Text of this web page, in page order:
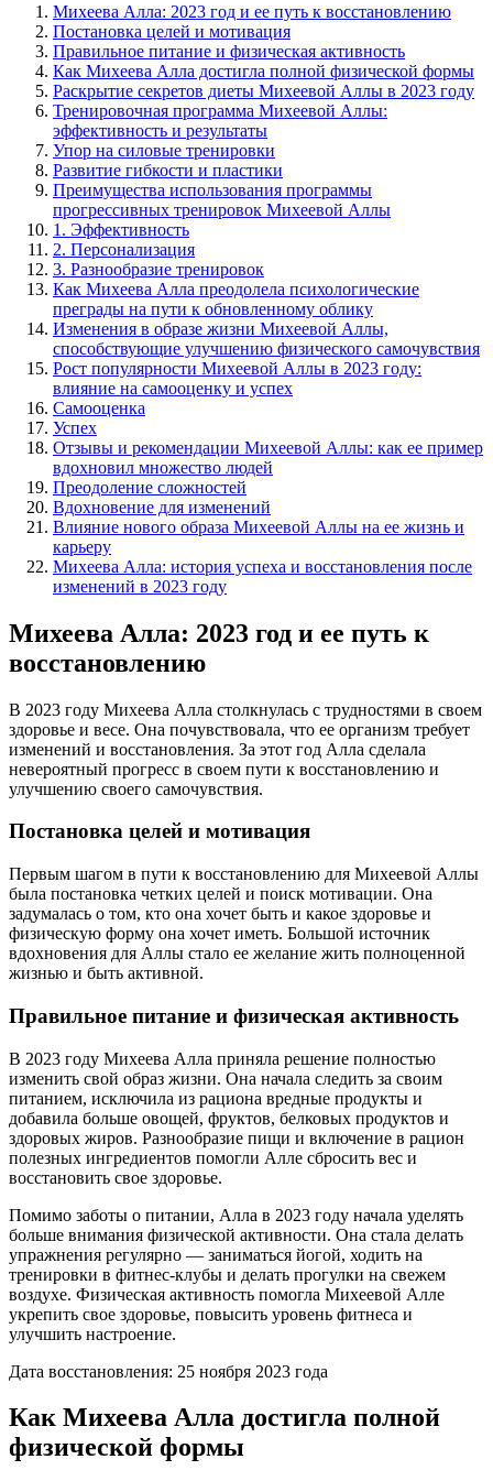
Михеева Алла: 2023 год и ее путь к восстановлению
Постановка целей и мотивация
Правильное питание и физическая активность
Как Михеева Алла достигла полной физической формы
Раскрытие секретов диеты Михеевой Аллы в 2023 году
Тренировочная программа Михеевой Аллы:
эффективность и результаты
Упор на силовые тренировки
Развитие гибкости и пластики
Преимущества использования программы
прогрессивных тренировок Михеевой Аллы
1. Эффективность
2. Персонализация
3. Разнообразие тренировок
Как Михеева Алла преодолела психологические
преграды на пути к обновленному облику
Изменения в образе жизни Михеевой Аллы,
способствующие улучшению физического самочувствия
Рост популярности Михеевой Аллы в 2023 году:
влияние на самооценку и успех
Самооценка
Успех
Отзывы и рекомендации Михеевой Аллы: как ее пример
вдохновил множество людей
Преодоление сложностей
Вдохновение для изменений
Влияние нового образа Михеевой Аллы на ее жизнь и
карьеру
Михеева Алла: история успеха и восстановления после
изменений в 2023 году
Михеева Алла: 2023 год и ее путь к
восстановлению
В 2023 году Михеева Алла столкнулась с трудностями в своем
здоровье и весе. Она почувствовала, что ее организм требует
изменений и восстановления. За этот год Алла сделала
невероятный прогресс в своем пути к восстановлению и
улучшению своего самочувствия.
Постановка целей и мотивация
Первым шагом в пути к восстановлению для Михеевой Аллы
была постановка четких целей и поиск мотивации. Она
задумалась о том, кто она хочет быть и какое здоровье и
физическую форму она хочет иметь. Большой источник
вдохновения для Аллы стало ее желание жить полноценной
жизнью и быть активной.
Правильное питание и физическая активность
В 2023 году Михеева Алла приняла решение полностью
изменить свой образ жизни. Она начала следить за своим
питанием, исключила из рациона вредные продукты и
добавила больше овощей, фруктов, белковых продуктов и
здоровых жиров. Разнообразие пищи и включение в рацион
полезных ингредиентов помогли Алле сбросить вес и
восстановить свое здоровье.
Помимо заботы о питании, Алла в 2023 году начала уделять
больше внимания физической активности. Она стала делать
упражнения регулярно — заниматься йогой, ходить на
тренировки в фитнес-клубы и делать прогулки на свежем
воздухе. Физическая активность помогла Михеевой Алле
укрепить свое здоровье, повысить уровень фитнеса и
улучшить настроение.
Дата восстановления: 25 ноября 2023 года
Как Михеева Алла достигла полной
физической формы